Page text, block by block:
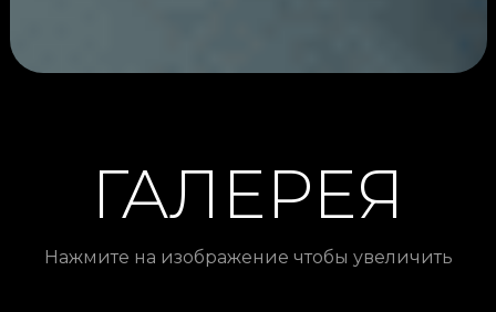
ГАЛЕРЕЯ
Нажмите на изображение чтобы увеличить